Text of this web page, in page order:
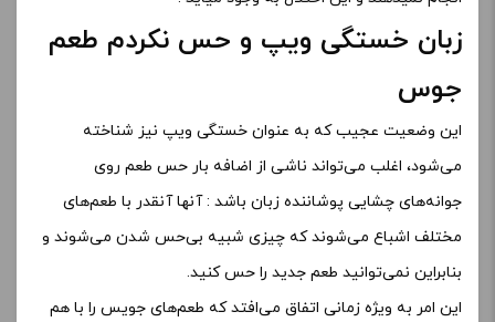
زبان خستگی ویپ و حس نکردم طعم
جوس
این وضعیت عجیب که به عنوان خستگی ویپ نیز شناخته
می‌شود، اغلب می‌تواند ناشی از اضافه بار حس طعم روی
جوانه‌های چشایی پوشاننده زبان باشد : آنها آنقدر با طعم‌های
مختلف اشباع می‌شوند که چیزی شبیه بی‌حس شدن می‌شوند و
بنابراین نمی‌توانید طعم جدید را حس کنید.
این امر به ویژه زمانی اتفاق می‌افتد که طعم‌های جویس را با هم